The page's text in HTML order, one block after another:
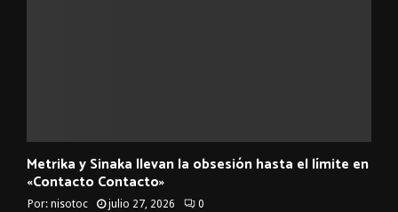
Metrika y Sinaka llevan la obsesión hasta el límite en
«Contacto Contacto»
Por: nisotoc julio 27, 2026 0